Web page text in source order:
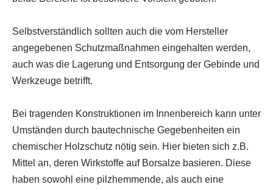
Selbstverständlich sollten auch die vom Hersteller
angegebenen Schutzmaßnahmen eingehalten werden,
auch was die Lagerung und Entsorgung der Gebinde und
Werkzeuge betrifft.
Bei tragenden Konstruktionen im Innenbereich kann unter
Umständen durch bautechnische Gegebenheiten ein
chemischer Holzschutz nötig sein. Hier bieten sich z.B.
Mittel an, deren Wirkstoffe auf Borsalze basieren. Diese
haben sowohl eine pilzhemmende, als auch eine